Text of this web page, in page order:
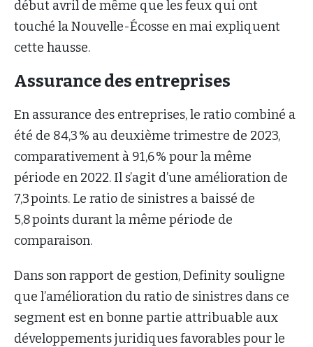
début avril de même que les feux qui ont
touché la Nouvelle-Écosse en mai expliquent
cette hausse.
Assurance des entreprises
En assurance des entreprises, le ratio combiné a
été de 84,3 % au deuxième trimestre de 2023,
comparativement à 91,6 % pour la même
période en 2022. Il s’agit d’une amélioration de
7,3 points. Le ratio de sinistres a baissé de
5,8 points durant la même période de
comparaison.
Dans son rapport de gestion, Definity souligne
que l’amélioration du ratio de sinistres dans ce
segment est en bonne partie attribuable aux
développements juridiques favorables pour le